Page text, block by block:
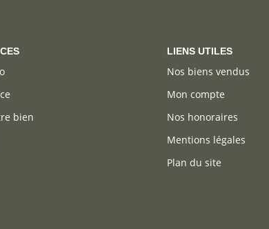
bien
LIENS UTILES
Nos biens vendus
Mon compte
Nos honoraires
Mentions légales
Plan du site